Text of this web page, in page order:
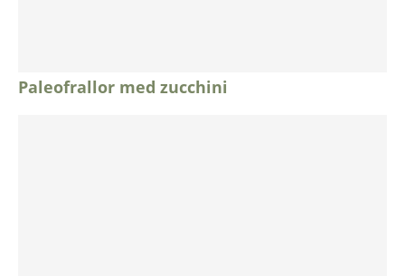
Paleofrallor med zucchini